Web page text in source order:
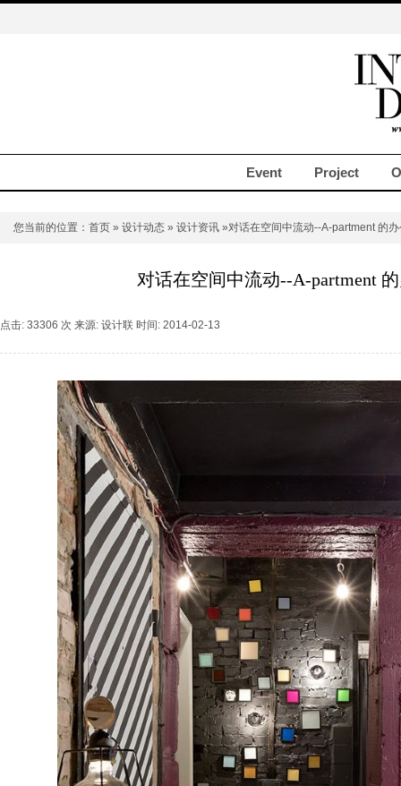
Event Project
您当前的位置： 首页 » 设计动态 » 设计资讯 »对话在空间中流动--A-partment 的
对话在空间中流动--A-partment
点击: 33306 次 来源: 设计联 时间: 2014-02-13